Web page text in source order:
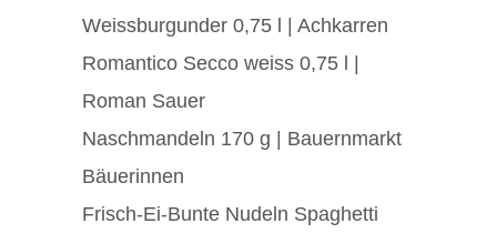
Weissburgunder 0,75 l | Achkarren
Romantico Secco weiss 0,75 l |
Roman Sauer
Naschmandeln 170 g | Bauernmarkt
Bäuerinnen
Frisch-Ei-Bunte Nudeln Spaghetti